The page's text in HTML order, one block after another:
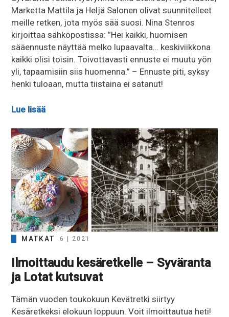
Marketta Mattila ja Heljä Salonen olivat suunnitelleet
meille retken, jota myös sää suosi. Nina Stenros
kirjoittaa sähköpostissa: ”Hei kaikki, huomisen
sääennuste näyttää melko lupaavalta… keskiviikkona
kaikki olisi toisin. Toivottavasti ennuste ei muutu yön
yli, tapaamisiin siis huomenna.” – Ennuste piti, syksy
henki tuloaan, mutta tiistaina ei satanut!
Lue lisää
MATKAT 6 | 2021
Ilmoittaudu kesäretkelle – Syväranta
ja Lotat kutsuvat
Tämän vuoden toukokuun Kevätretki siirtyy
Kesäretkeksi elokuun loppuun. Voit ilmoittautua heti!